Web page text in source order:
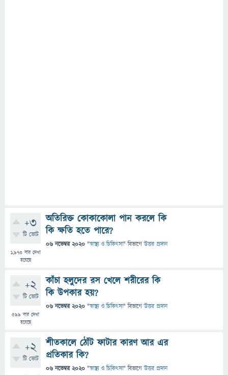
+3
টি ভোট
1,973বার দেখা
হয়েছে
অতিরিক্ত কোকাকোলা পান করলে কি
কি ক্ষতি হতে পারে?
06 নভেম্বর 2020 "স্বাস্থ্য ও চিকিৎসা" বিভাগে উত্তর প্রদান
+2
টি ভোট
599 বার দেখা
হয়েছে
কাঁচা হলুদের রস খেলে শরীরের কি
কি উপকার হয়?
06 নভেম্বর 2020 "স্বাস্থ্য ও চিকিৎসা" বিভাগে উত্তর প্রদান
+2
টি ভোট
শীতকালে ঠোঁট ফাটার কারণ আর এর
প্রতিকার কি?
06 নভেম্বর 2020 "স্বাস্থ্য ও চিকিৎসা" বিভাগে উত্তর প্রদান